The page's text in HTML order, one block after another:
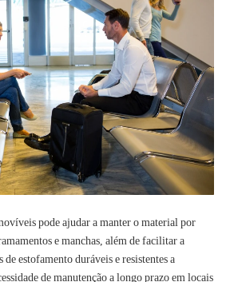
pode ajudar a manter o material por
e manchas, além de facilitar a
estofamento duráveis ​​e resistentes a
de manutenção a longo prazo em locais